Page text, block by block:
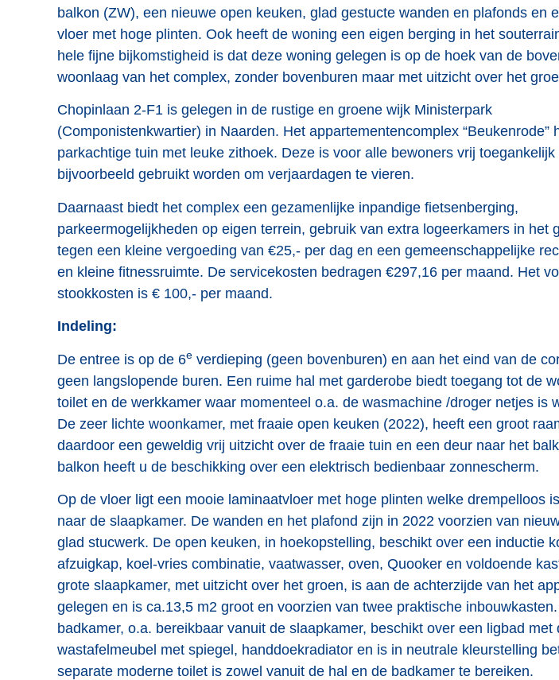
balkon (ZW), een nieuwe open keuken, glad gestucte wanden en plafonds en
vloer met hoge plinten. Ook heeft de woning een eigen berging in het
hele fijne bijkomstigheid is dat deze woning gelegen is op de hoek van de
woonlaag van het complex, zonder bovenburen maar met uitzicht over het
Chopinlaan 2-F1 is gelegen in de rustige en groene wijk Ministerpark
(Componistenkwartier) in Naarden. Het appartementencomplex “Beukenrode”
parkachtige tuin met leuke zithoek. Deze is voor alle bewoners vrij toegankelijk
bijvoorbeeld gebruikt worden om verjaardagen te vieren.
Daarnaast biedt het complex een gezamenlijke inpandige fietsenberging,
parkeermogelijkheden op eigen terrein, gebruik van extra logeerkamers in het
tegen een kleine vergoeding van €25,- per dag en een gemeenschappelijke
en kleine fitnessruimte. De servicekosten bedragen €297,16 per maand. Het
stookkosten is € 100,- per maand.
Indeling:
De entree is op de 6e verdieping (geen bovenburen) en aan het eind van de
geen langslopende buren. Een ruime hal met garderobe biedt toegang tot de
toilet en de werkkamer waar momenteel o.a. de wasmachine /droger netjes is
De zeer lichte woonkamer, met fraaie open keuken (2022), heeft een groot
daardoor een geweldig vrij uitzicht over de fraaie tuin en een deur naar het
balkon heeft u de beschikking over een elektrisch bedienbaar zonnescherm.
Op de vloer ligt een mooie laminaatvloer met hoge plinten welke drempelloos
naar de slaapkamer. De wanden en het plafond zijn in 2022 voorzien van
glad stucwerk. De open keuken, in hoekopstelling, beschikt over een inductie
afzuigkap, koel-vries combinatie, vaatwasser, oven, Quooker en voldoende
grote slaapkamer, met uitzicht over het groen, is aan de achterzijde van het
gelegen en is ca.13,5 m2 groot en voorzien van twee praktische
badkamer, o.a. bereikbaar vanuit de slaapkamer, beschikt over een ligbad met
wastafelmeubel met spiegel, handdoekradiator en is in neutrale kleurstelling
separate moderne toilet is zowel vanuit de hal en de badkamer te bereiken.